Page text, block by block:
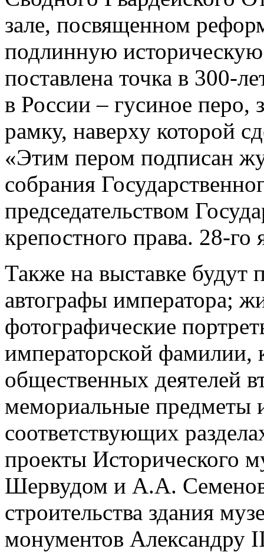
зале, посвященном
подлинную
поставлена точка в 300-
в России – гусиное перо,
рамку, наверху которой
«Этим пером подписан
собрания
председательством
крепостного права. 28-го
Также на выставке будут
автографы императора;
фотографические
императорской фамилии,
общественных деятелей
мемориальные предметы
соответствующих
проекты Исторического
Шервудом и А.А.
строительства здания
монументов Александру